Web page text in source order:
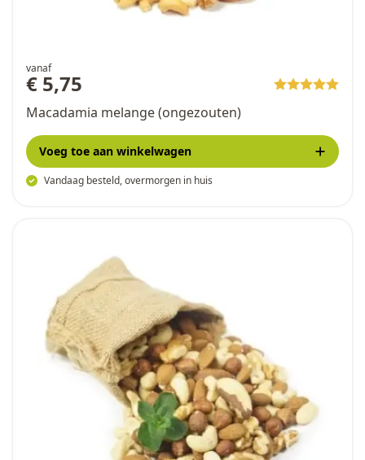
vanaf
€ 5,75
Macadamia melange (ongezouten)
Vandaag besteld, overmorgen in huis
Voeg toe aan winkelwagen